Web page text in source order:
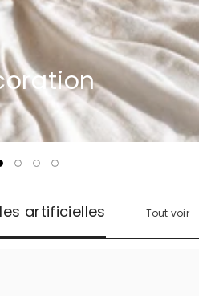
artificielles Tout voir